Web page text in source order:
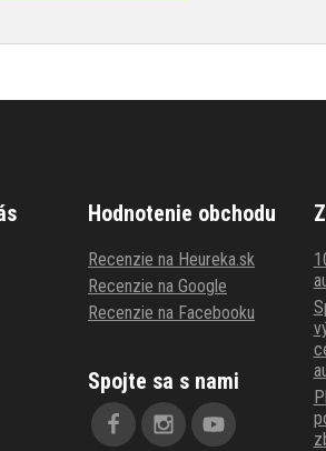
Hodnotenie obchodu
Recenzie na Heureka.sk
Recenzie na Google
Recenzie na Facebooku
Spojte sa s nami